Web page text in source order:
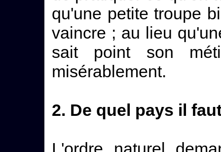
qu'une petite troupe
vaincre ; au lieu
sait point son
misérablement.
2. De quel pays il